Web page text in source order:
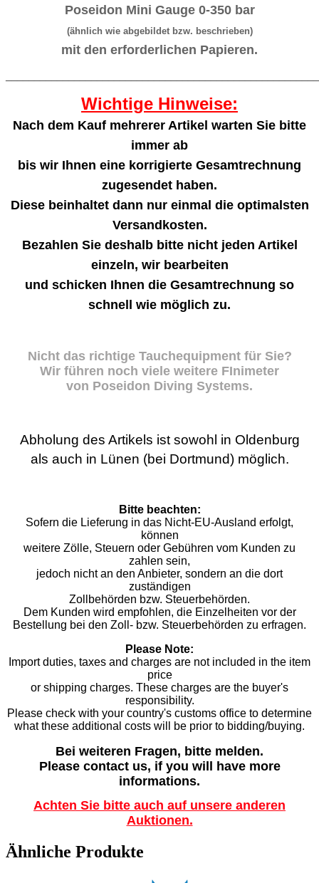
Poseidon Mini Gauge 0-350 bar
(ähnlich wie abgebildet bzw. beschrieben)
mit den erforderlichen Papieren.
Wichtige Hinweise:
Nach dem Kauf mehrerer Artikel warten Sie bitte
immer ab
bis wir Ihnen eine korrigierte Gesamtrechnung
zugesendet haben.
Diese beinhaltet dann nur einmal die optimalsten
Versandkosten.
Bezahlen Sie deshalb bitte nicht jeden Artikel
einzeln, wir bearbeiten
und schicken Ihnen die Gesamtrechnung so
schnell wie möglich zu.
Nicht das richtige Tauchequipment für Sie?
Wir führen noch viele weitere FInimeter
von Poseidon Diving Systems.
Abholung des Artikels ist sowohl in Oldenburg
als auch in Lünen (bei Dortmund) möglich.
Bitte beachten:
Sofern die Lieferung in das Nicht-EU-Ausland erfolgt,
können
weitere Zölle, Steuern oder Gebühren vom Kunden zu
zahlen sein,
jedoch nicht an den Anbieter, sondern an die dort
zuständigen
Zollbehörden bzw. Steuerbehörden.
Dem Kunden wird empfohlen, die Einzelheiten vor der
Bestellung bei den Zoll- bzw. Steuerbehörden zu erfragen.
Please Note:
Import duties, taxes and charges are not included in the item
price
or shipping charges. These charges are the buyer's
responsibility.
Please check with your country's customs office to determine
what these additional costs will be prior to bidding/buying.
Bei weiteren Fragen, bitte melden.
Please contact us, if you will have more
informations.
Achten Sie bitte auch auf unsere anderen
Auktionen.
Ähnliche Produkte